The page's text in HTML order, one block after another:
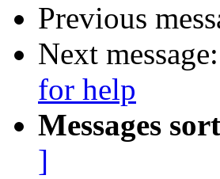
Previous
Next message:
for help
Messages
]